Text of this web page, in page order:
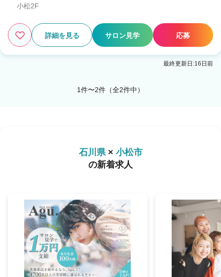
小松2F
詳細を見る サロン見学 応募
最終更新日:16日前
1件〜2件（全2件中）
石川県× 小松市
の新着求人